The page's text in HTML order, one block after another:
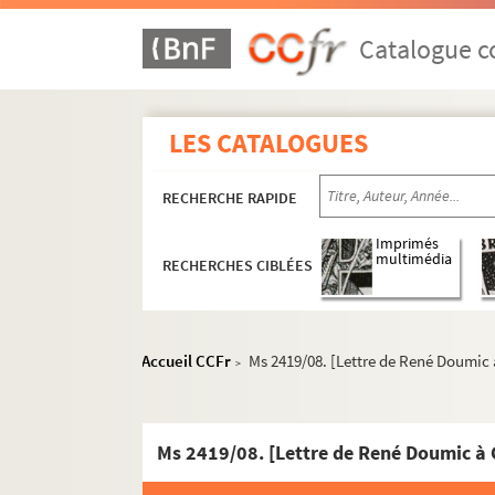
Catalogue
LES CATALOGUES
RECHERCHE RAPIDE
RECHERCHES CIBLÉES
Imprimés
multimédia
Accueil CCFr > Ms 2419/08. [Lettre de René
Ms 2419/08. [Lettre de René Doumic à
Ms 2395. Dossier sur Théodore Botrel